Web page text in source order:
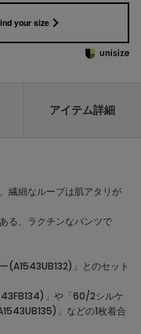
your size
アイテム詳細
繊細なループは肌アタリが
る、ラクチンなパンツで
(A1543UB132)」とのセット
」や「60/2シルケ
」などの1枚着合